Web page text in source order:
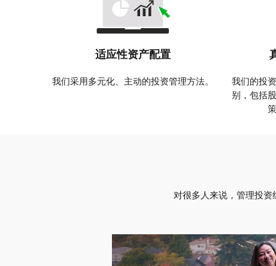
适应性资产配置
我们采用多元化、主动的投资管理方法。
我们的投
别，包括
对很多人来说，管理投资